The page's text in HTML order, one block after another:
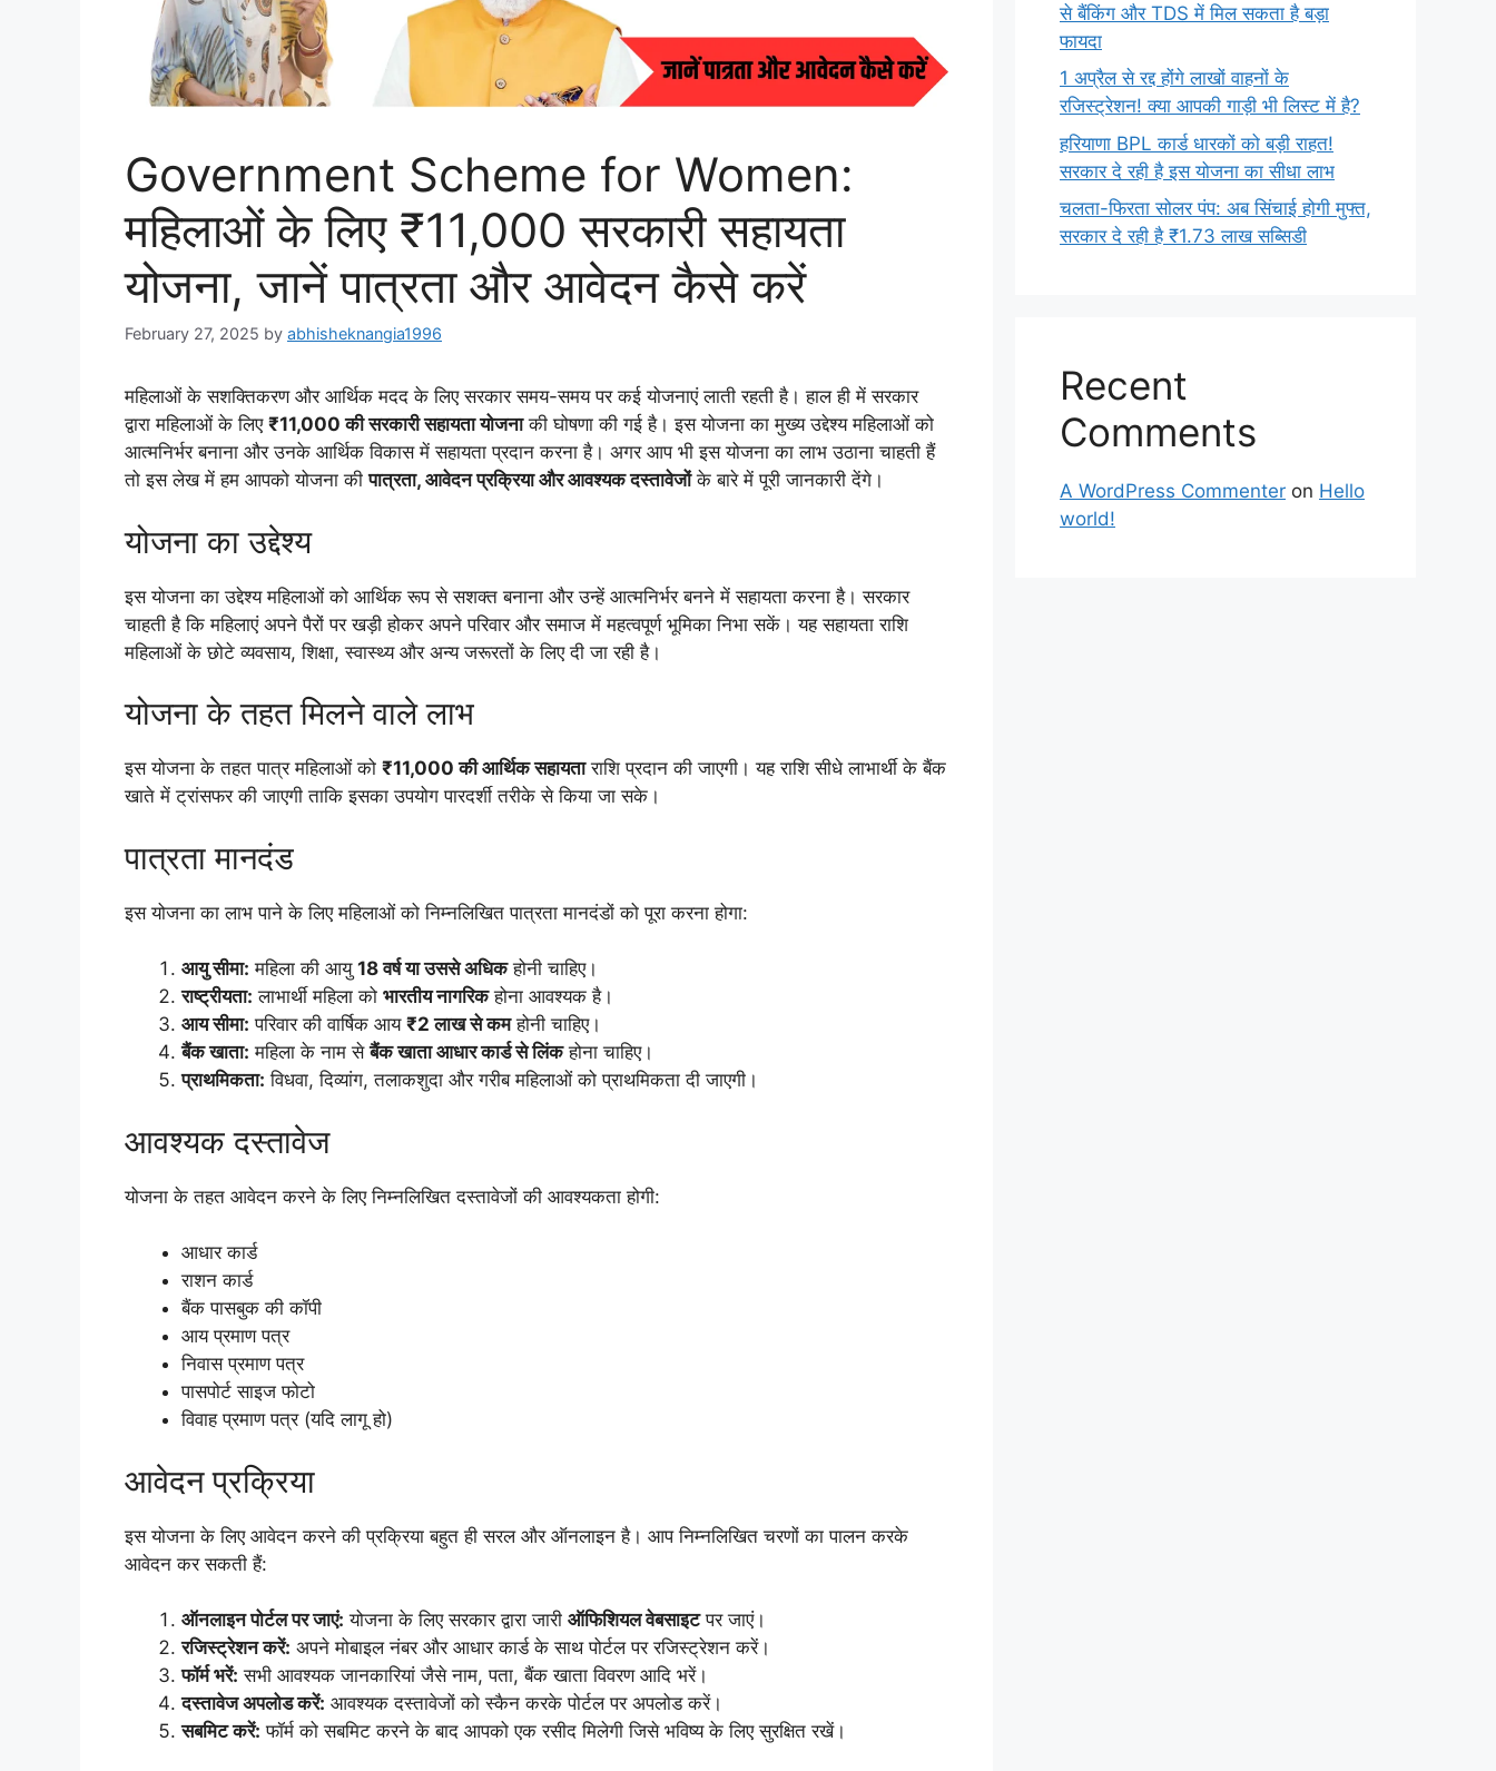
Government Scheme for Women:
महिलाओं के लिए ₹11,000 सरकारी सहायता
योजना, जानें पात्रता और आवेदन कैसे करें
February 27, 2025 by abhisheknangia1996
महिलाओं के सशक्तिकरण और आर्थिक मदद के लिए सरकार समय-समय पर कई योजनाएं लाती रहती है। हाल ही में सरकार
द्वारा महिलाओं के लिए ₹11,000 की सरकारी सहायता योजनाकी घोषणा की गई है। इस योजना का मुख्य उद्देश्य महिलाओं को
आत्मनिर्भर बनाना और उनके आर्थिक विकास में सहायता प्रदान करना है। अगर आप भी इस योजना का लाभ उठाना चाहती हैं
तो इस लेख में हम आपको योजना कीपात्रता, आवेदन प्रक्रिया और आवश्यक दस्तावेजोंके बारे में पूरी जानकारी देंगे।
योजना का उद्देश्य
इस योजना का उद्देश्य महिलाओं को आर्थिक रूप से सशक्त बनाना और उन्हें आत्मनिर्भर बनने में सहायता करना है। सरकार
चाहती है कि महिलाएं अपने पैरों पर खड़ी होकर अपने परिवार और समाज में महत्वपूर्ण भूमिका निभा सकें। यह सहायता राशि
महिलाओं के छोटे व्यवसाय, शिक्षा, स्वास्थ्य और अन्य जरूरतों के लिए दी जा रही है।
योजना के तहत मिलने वाले लाभ
इस योजना के तहत पात्र महिलाओं को ₹11,000 की आर्थिक सहायताराशि प्रदान की जाएगी। यह राशि सीधे लाभार्थी के बैंक
खाते में ट्रांसफर की जाएगी ताकि इसका उपयोग पारदर्शी तरीके से किया जा सके।
पात्रता मानदंड
इस योजना का लाभ पाने के लिए महिलाओं को निम्नलिखित पात्रता मानदंडों को पूरा करना होगा:
आयु सीमा: महिला की आयु 18 वर्ष या उससे अधिकहोनी चाहिए।
राष्ट्रीयता: लाभार्थी महिला को भारतीय नागरिकहोना आवश्यक है।
आय सीमा: परिवार की वार्षिक आय ₹2 लाख से कमहोनी चाहिए।
बैंक खाता: महिला के नाम सेबैंक खाता आधार कार्ड से लिंकहोना चाहिए।
प्राथमिकता: विधवा, दिव्यांग, तलाकशुदा और गरीब महिलाओं को प्राथमिकता दी जाएगी।
आवश्यक दस्तावेज
योजना के तहत आवेदन करने के लिए निम्नलिखित दस्तावेजों की आवश्यकता होगी:
आधार कार्ड
राशन कार्ड
बैंक पासबुक की कॉपी
आय प्रमाण पत्र
निवास प्रमाण पत्र
पासपोर्ट साइज फोटो
विवाह प्रमाण पत्र (यदि लागू हो)
आवेदन प्रक्रिया
इस योजना के लिए आवेदन करने की प्रक्रिया बहुत ही सरल और ऑनलाइन है। आप निम्नलिखित चरणों का पालन करके
आवेदन कर सकती हैं:
ऑनलाइन पोर्टल पर जाएं: योजना के लिए सरकार द्वारा जारी ऑफिशियल वेबसाइटपर जाएं।
रजिस्ट्रेशन करें: अपने मोबाइल नंबर और आधार कार्ड के साथ पोर्टल पर रजिस्ट्रेशन करें।
फॉर्म भरें: सभी आवश्यक जानकारियां जैसे नाम, पता, बैंक खाता विवरण आदि भरें।
दस्तावेज अपलोड करें: आवश्यक दस्तावेजों को स्कैन करके पोर्टल पर अपलोड करें।
सबमिट करें: फॉर्म को सबमिट करने के बाद आपको एक रसीद मिलेगी जिसे भविष्य के लिए सुरक्षित रखें।
से बैंकिंग और TDS में मिल सकता है बड़ा
फायदा
1 अप्रैल से रद्द होंगे लाखों वाहनों के
रजिस्ट्रेशन! क्या आपकी गाड़ी भी लिस्ट में है?
हरियाणा BPL कार्ड धारकों को बड़ी राहत!
सरकार दे रही है इस योजना का सीधा लाभ
चलता-फिरता सोलर पंप: अब सिंचाई होगी मुफ्त,
सरकार दे रही है ₹1.73 लाख सब्सिडी
Recent
Comments
A WordPress Commenter on Hello
world!